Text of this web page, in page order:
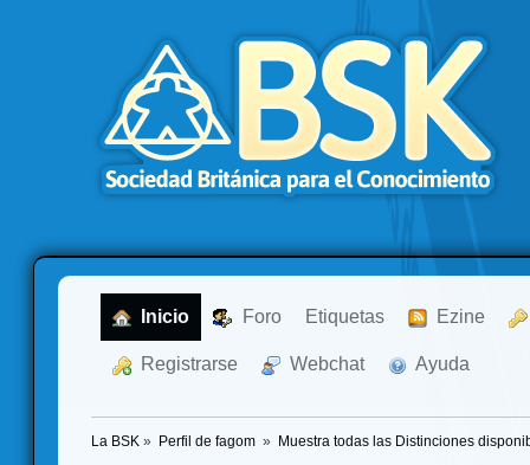
Inicio Foro Etiquetas Ezine
Registrarse Webchat Ayuda
La BSK » Perfil de fagom » Muestra todas las Distinciones